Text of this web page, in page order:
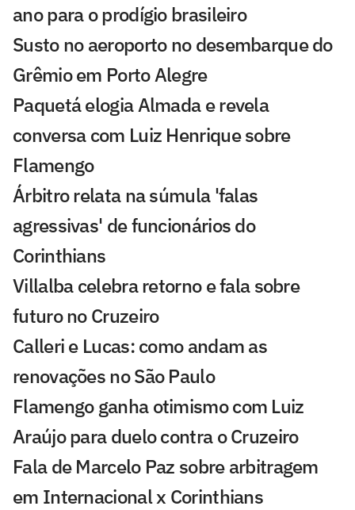
ano para o prodígio brasileiro
Susto no aeroporto no desembarque do
Grêmio em Porto Alegre
Paquetá elogia Almada e revela
conversa com Luiz Henrique sobre
Flamengo
Árbitro relata na súmula 'falas
agressivas' de funcionários do
Corinthians
Villalba celebra retorno e fala sobre
futuro no Cruzeiro
Calleri e Lucas: como andam as
renovações no São Paulo
Flamengo ganha otimismo com Luiz
Araújo para duelo contra o Cruzeiro
Fala de Marcelo Paz sobre arbitragem
em Internacional x Corinthians